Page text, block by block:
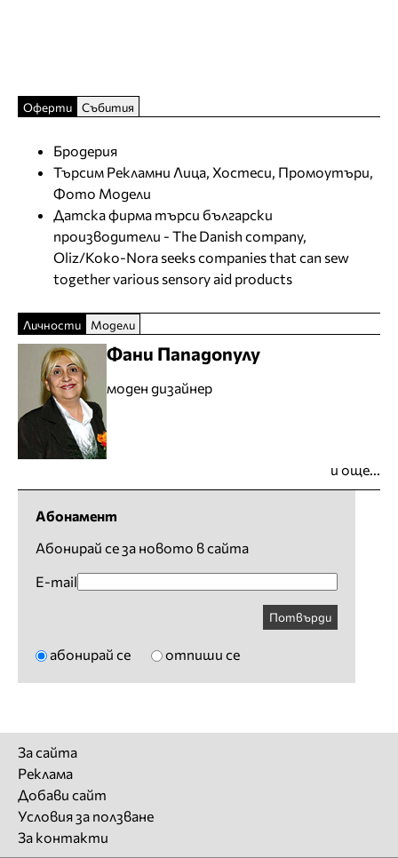
Оферти Събития
Бродерия
Търсим Рекламни Лица, Хостеси, Промоутъри,
Фото Модели
Датска фирма търси български
производители - The Danish company,
Oliz/Koko-Nora seeks companies that can sew
together various sensory aid products
Личности Модели
Фани Пападопулу
моден дизайнер
и още...
Абонамент
Абонирай се за новото в сайта
E-mail
Потвърди
абонирай се отпиши се
За сайта
Реклама
Добави сайт
Условия за ползване
За контакти